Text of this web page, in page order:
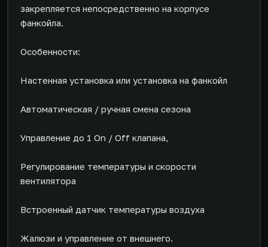
закрепляется непосредственно на корпусе
фанкойла.
Особенности:
Настенная установка или установка на фанкойл
Автоматическая / ручная смена сезона
Управление до 1 On / Off клапана,
Регулирование температуры и скорости
вентилятора
Встроенный датчик температуры воздуха
Жалюзи и управление от внешнего.